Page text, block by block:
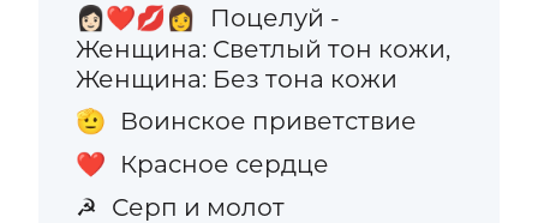
👩🏻‍❤️‍💋‍👩
Поцелуй -
Женщина: Светлый тон кожи,
Женщина: Без тона кожи
🫡 Воинское приветствие
❤️ Красное сердце
☭ Серп и молот